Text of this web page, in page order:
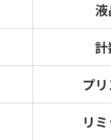
プ
リ